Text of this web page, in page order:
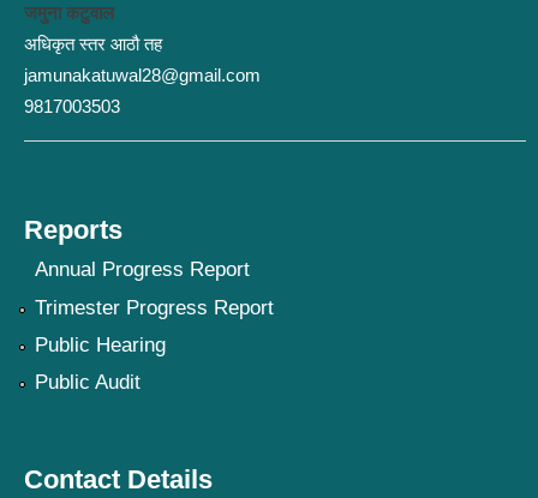
जमुना कटुवाल
अधिकृत स्तर आठौ तह
jamunakatuwal28@gmail.com
9817003503
Reports
Annual Progress Report
Trimester Progress Report
Public Hearing
Public Audit
Contact Details